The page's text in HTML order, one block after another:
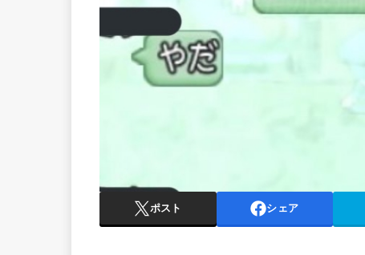
ポスト シェア